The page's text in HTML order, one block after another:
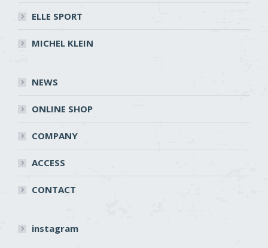
ELLE SPORT
MICHEL KLEIN
NEWS
ONLINE SHOP
COMPANY
ACCESS
CONTACT
instagram